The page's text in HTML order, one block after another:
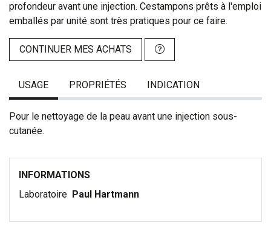
profondeur avant une injection. Cestampons prêts à l'emploi
emballés par unité sont très pratiques pour ce faire.
CONTINUER MES ACHATS
USAGE PROPRIÉTÉS INDICATION
Pour le nettoyage de la peau avant une injection sous-
cutanée.
INFORMATIONS
Laboratoire Paul Hartmann